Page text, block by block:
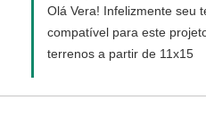
Olá Vera! Infelizmente seu
compatível para este
terrenos a partir de 11x15